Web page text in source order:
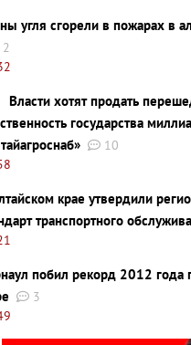
угля сгорели в пожарах в
2
Власти хотят продать
государства
10
крае утвердили
транспортного
побил рекорд 2012 года
3